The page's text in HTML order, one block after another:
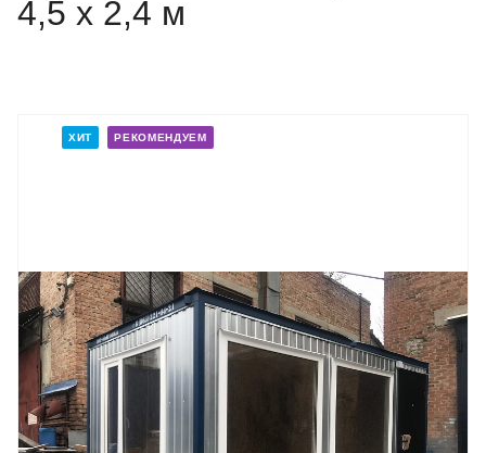
4,5 х 2,4 м
ХИТ РЕКОМЕНДУЕМ